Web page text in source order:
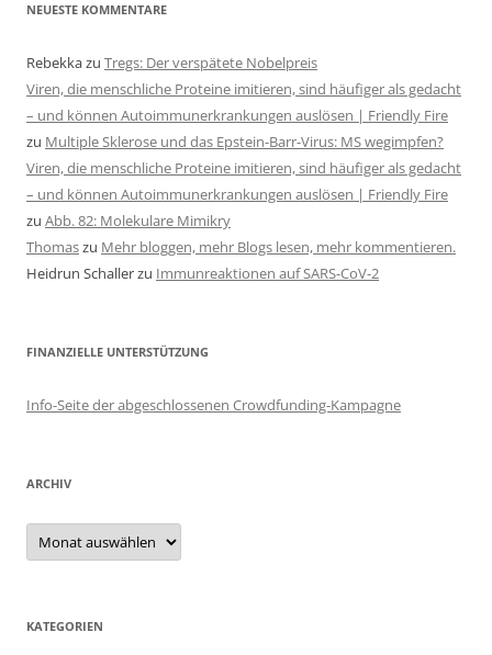
NEUESTE KOMMENTARE
Rebekkazu Tregs: Der verspätete Nobelpreis
Viren, die menschliche Proteine imitieren, sind häufiger als gedacht
– und können Autoimmunerkrankungen auslösen | Friendly Fire
zu Multiple Sklerose und das Epstein-Barr-Virus: MS wegimpfen?
Viren, die menschliche Proteine imitieren, sind häufiger als gedacht
– und können Autoimmunerkrankungen auslösen | Friendly Fire
zu Abb. 82: Molekulare Mimikry
Thomaszu Mehr bloggen, mehr Blogs lesen, mehr kommentieren.
Heidrun Schallerzu Immunreaktionen auf SARS-CoV-2
FINANZIELLE UNTERSTÜTZUNG
Info-Seite der abgeschlossenen Crowdfunding-Kampagne
ARCHIV
Archiv
KATEGORIEN